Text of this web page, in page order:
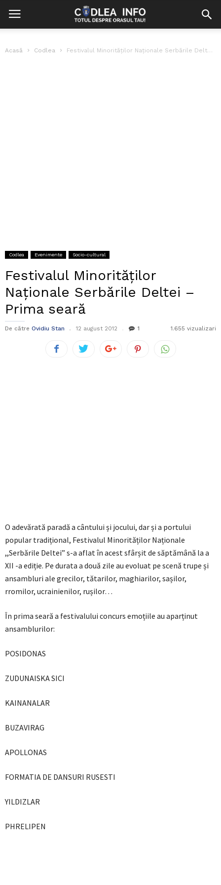
Acasă Codlea Festivalul Minorităților Naționale Serbările Deltei – Prima seară
Codlea Evenimente Socio-cultural
Festivalul Minorităților
Naționale Serbările Deltei –
Prima seară
De către Ovidiu Stan 12 august 2012 1 1.655 vizualizari
O adevărată paradă a cântului și jocului, dar și a portului
popular tradițional, Festivalul Minorităților Naționale
,,Serbările Deltei” s-a aflat în acest sfârșit de săptămână la a
XII -a ediție. Pe durata a două zile au evoluat pe scenă trupe și
ansambluri ale grecilor, tătarilor, maghiarilor, sașilor,
rromilor, ucrainienilor, rușilor…
În prima seară a festivalului concurs emoțiile au aparținut
ansamblurilor:
POSIDONAS
ZUDUNAISKA SICI
KAINANALAR
BUZAVIRAG
APOLLONAS
FORMATIA DE DANSURI RUSESTI
YILDIZLAR
PHRELIPEN